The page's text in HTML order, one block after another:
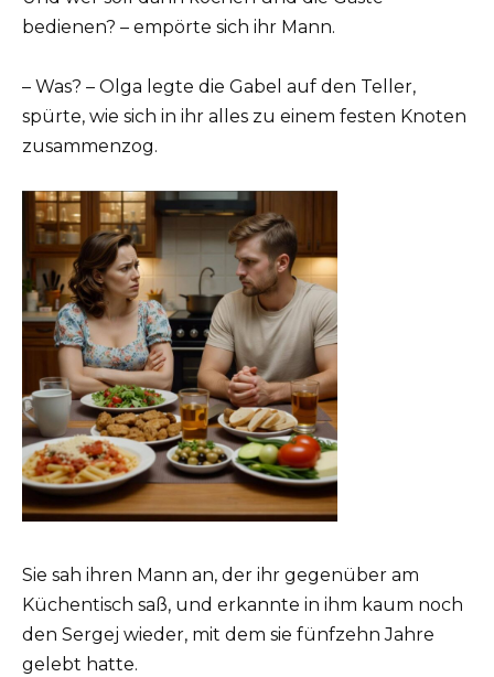
bedienen? – empörte sich ihr Mann.
– Was? – Olga legte die Gabel auf den Teller,
spürte, wie sich in ihr alles zu einem festen Knoten
zusammenzog.
Sie sah ihren Mann an, der ihr gegenüber am
Küchentisch saß, und erkannte in ihm kaum noch
den Sergej wieder, mit dem sie fünfzehn Jahre
gelebt hatte.